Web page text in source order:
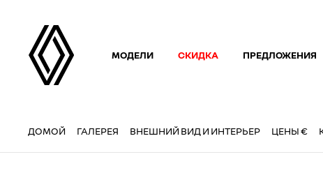
МОДЕЛИ СКИДКА ПРЕДЛОЖЕНИЯ
ДОМОЙ ГАЛЕРЕЯ ВНЕШНИЙ ВИД И ИНТЕРЬЕР ЦЕНЫ €